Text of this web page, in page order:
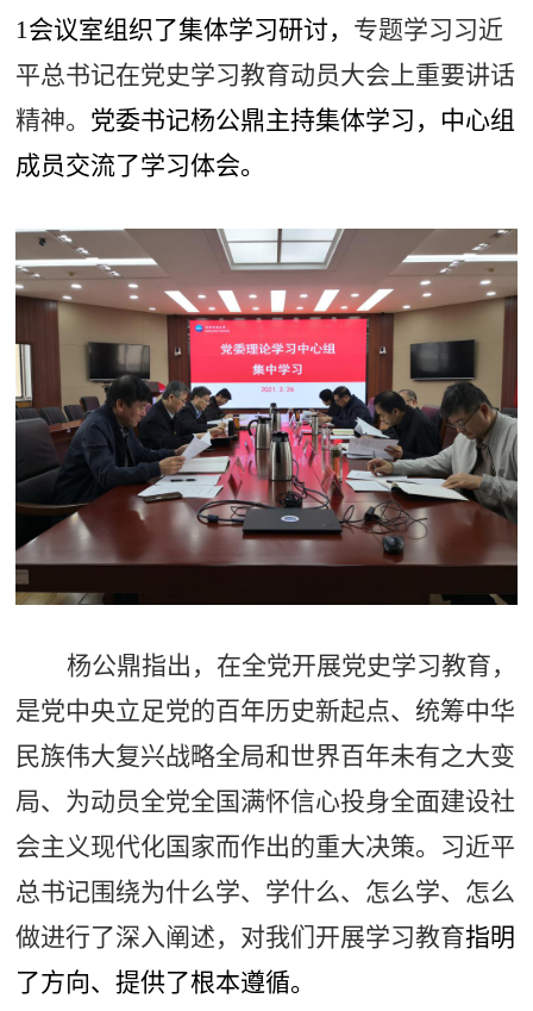
1会议室组织了集体学习研讨， 专题学习习近
平总书记在党史学习教育动员大会上重要讲话
精神。 党委书记杨公鼎主持集体学习，中心组
成员交流了学习体会。
杨公鼎指出，在全党开展党史学习教育，
是党中央立足党的百年历史新起点、统筹中华
民族伟大复兴战略全局和世界百年未有之大变
局、为动员全党全国满怀信心投身全面建设社
会主义现代化国家而作出的重大决策。习近平
总书记围绕为什么学、学什么、怎么学、怎么
做进行了深入阐述，对我们开展学习教育指明
了方向、提供了根本遵循。